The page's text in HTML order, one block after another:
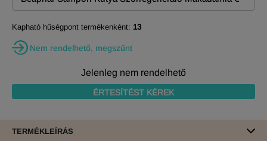
Kapható hűségpont termékenként: 13
Nem rendelhető, megszűnt
Jelenleg nem rendelhető
ÉRTESÍTÉST KÉREK
TERMÉKLEÍRÁS